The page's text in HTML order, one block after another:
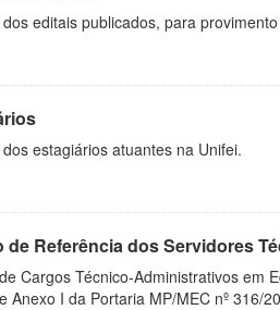
editais publicados, para
estagiários atuantes na Unifei.
de Referência dos Servidores
Cargos Técnico-Administrativos em
Anexo I da Portaria MP/MEC nº 316/